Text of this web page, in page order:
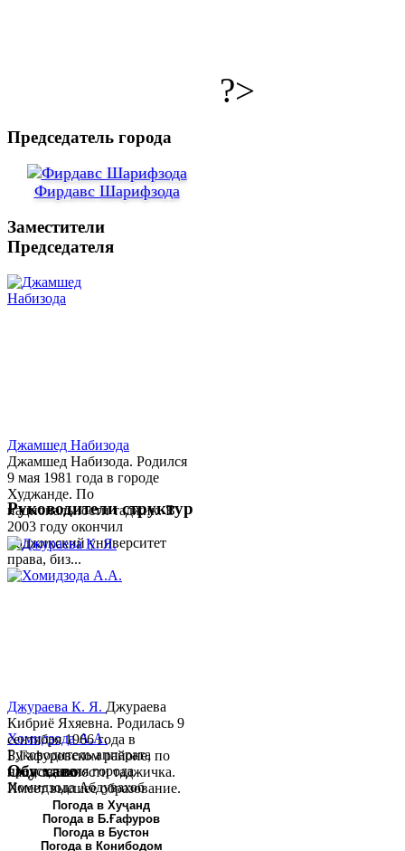
?>
Председатель города
Фирдавс Шарифзода
Заместители
Председателя
Джамшед Набизода
Джамшед Набизода. Родился
9 мая 1981 года в городе
Худжанде. По
национальности таджик. В
2003 году окончил
Таджикский университет
права, биз...
Хомидзода А.А.
Руководитель аппарата
председателя города
Хомидзода Абдувахоб
Абдумаджид родился 8
июня 1978 года в городе
Худжанде. По
Руководители структур
Джураева К. Я. Джураева
Кибриё Яхяевна. Родилась 9
сентября 1966 года в
Б.Гафуровском районе, по
национальности таджичка.
Имеет высшее образование.
В 1997 ...
Обу хаво
Погода в Хуҷанд
Погода в Б.Ғафуров
Погода в Бустон
Погода в Конибодом